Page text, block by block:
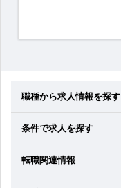
職種から求人情報を探す
条件で求人を探す
転職関連情報